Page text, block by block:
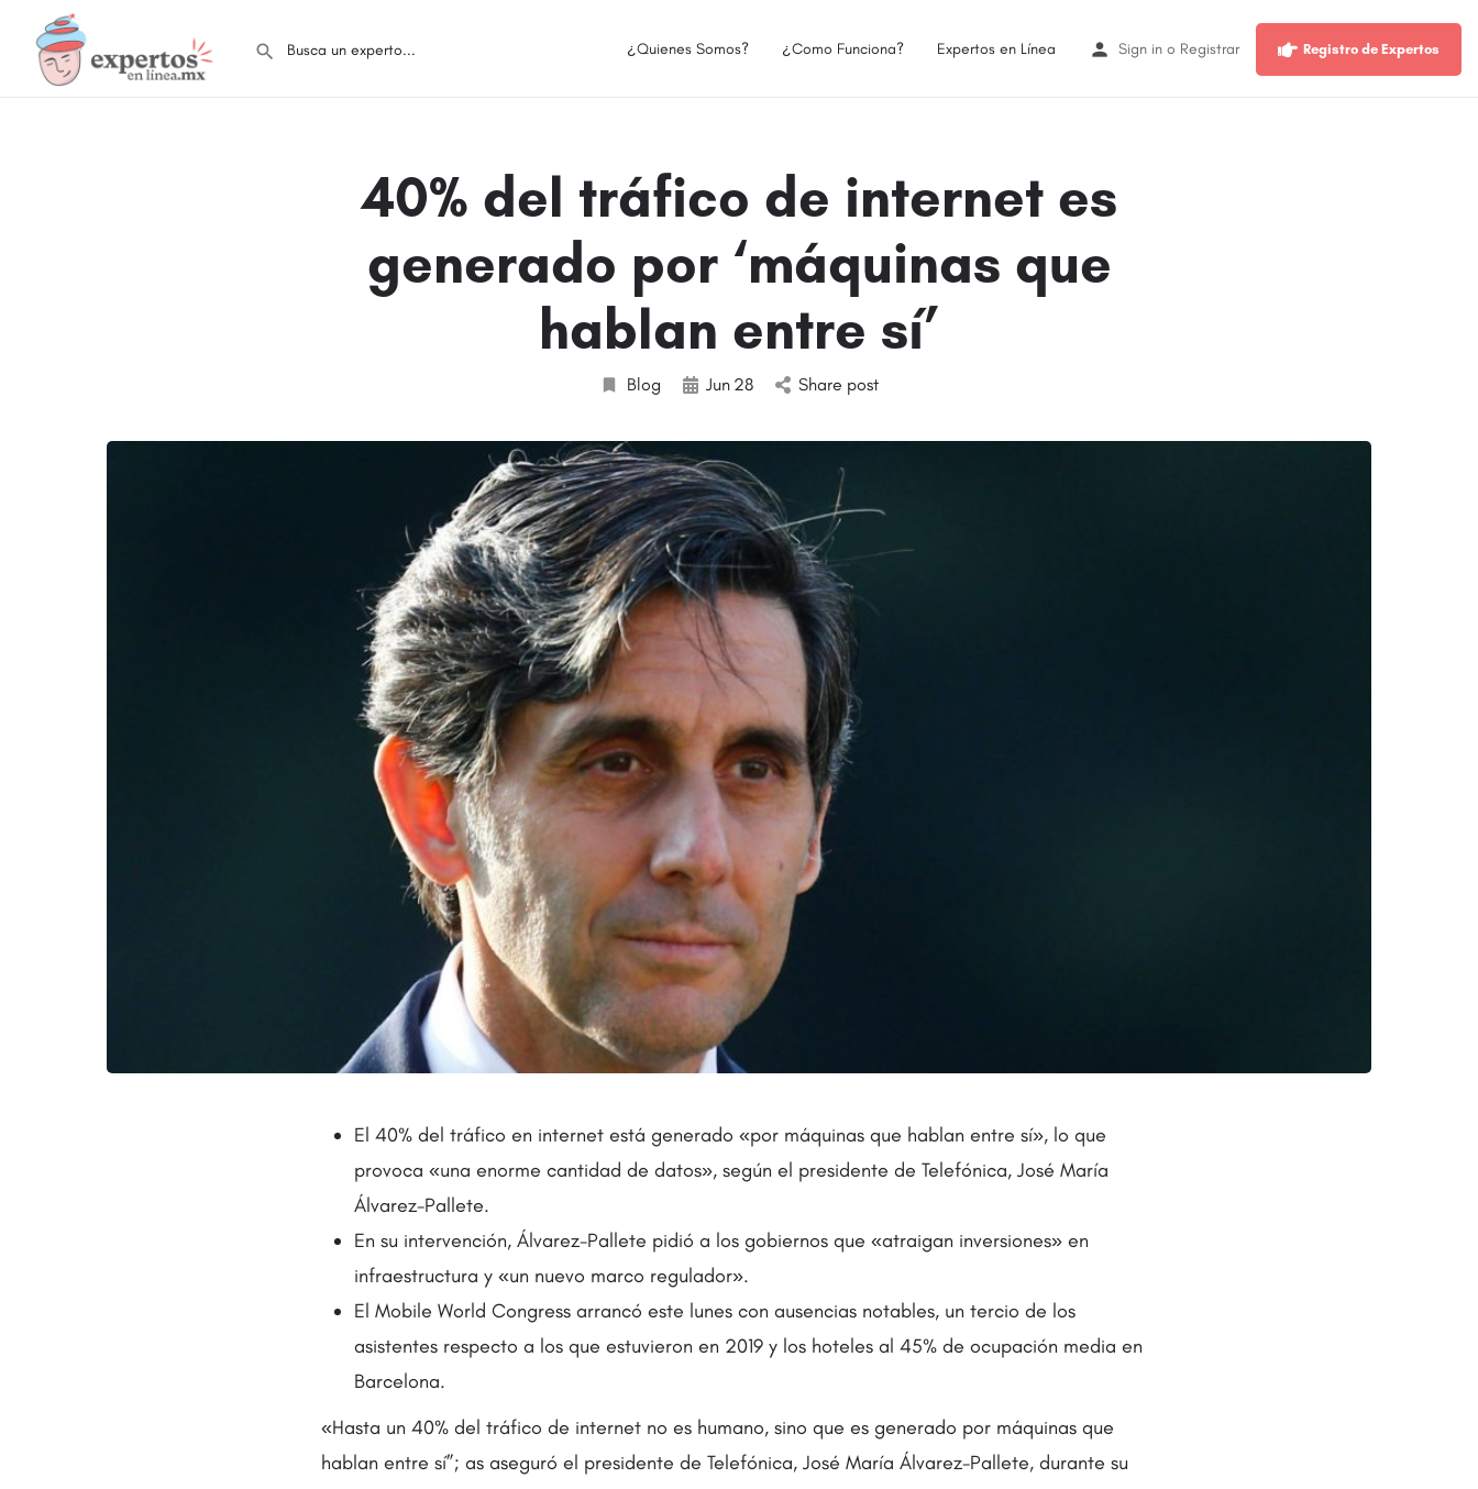
¿Quienes Somos? ¿Como Funciona? Expertos en Línea Sign in o Registrar Registro de Expertos
40% del tráfico de internet es
generado por ‘máquinas que
hablan entre sí’
Blog Jun 28 Share post
El 40% del tráfico en internet está generado «por máquinas que hablan entre sí», lo que
provoca «una enorme cantidad de datos», según el presidente de Telefónica, José María
Álvarez-Pallete.
En su intervención, Álvarez-Pallete pidió a los gobiernos que «atraigan inversiones» en
infraestructura y «un nuevo marco regulador».
El Mobile World Congress arrancó este lunes con ausencias notables, un tercio de los
asistentes respecto a los que estuvieron en 2019 y los hoteles al 45% de ocupación media en
Barcelona.
«Hasta un 40% del tráfico de internet no es humano, sino que es generado por máquinas que
hablan entre sí”; as aseguró el presidente de Telefónica, José María Álvarez-Pallete, durante su